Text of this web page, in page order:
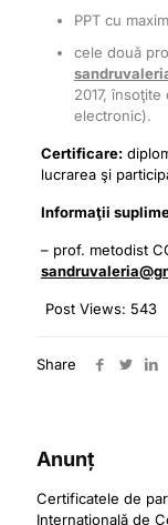
PPT cu
cele două
2017,
electronic).
Certificare:
lucrarea şi
Informaţii
– prof. metodist
Post Views: 543
Share
Anunț
Certificatele de
Internațională de